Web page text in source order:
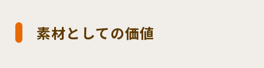
素材としての価値